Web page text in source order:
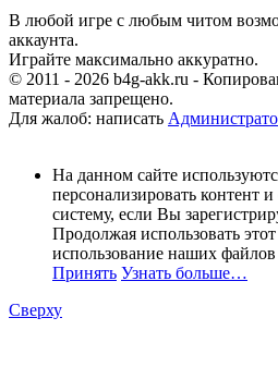
В любой игре с любым читом
аккаунта.
Играйте максимально аккуратно.
© 2011 - 2026 b4g-akk.ru -
материала запрещено.
Для жалоб: написать
На данном сайте
персонализировать контент
систему, если Вы
Продолжая использовать
использование наших
Принять Узнать больше…
Сверху